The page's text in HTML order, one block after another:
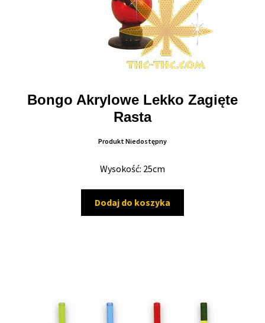
Bongo Akrylowe Lekko Zagięte
Rasta
Produkt Niedostępny
Wysokość: 25cm
Dodaj do koszyka